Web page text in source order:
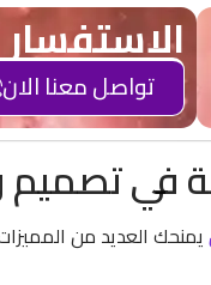
تواصل معنا الان
تصميم
يمنحك العديد من